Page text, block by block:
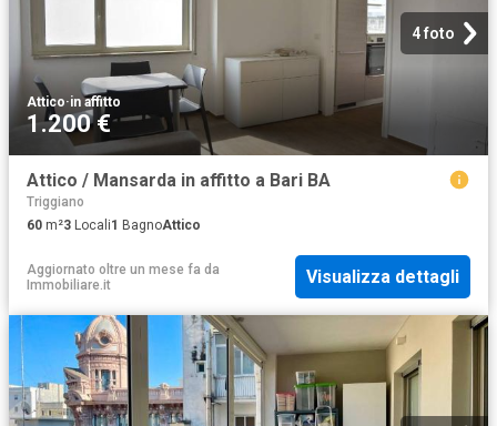
4 foto
Attico·in affitto
1.200 €
Attico / Mansarda in affitto a Bari BA
Triggiano
60 m²3 Locali1 BagnoAttico
Aggiornato oltre un mese fa da
Immobiliare.it
Visualizza dettagli